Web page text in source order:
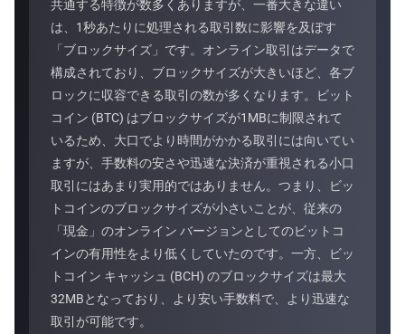
共通する特徴が数多くありますが、一番大きな違い
は、1秒あたりに処理される取引数に影響を及ぼす
「ブロックサイズ」です。オンライン取引はデータで
構成されており、ブロックサイズが大きいほど、各ブ
ロックに収容できる取引の数が多くなります。ビット
コイン (BTC) はブロックサイズが1MBに制限されて
いるため、大口でより時間がかかる取引には向いてい
ますが、手数料の安さや迅速な決済が重視される小口
取引にはあまり実用的ではありません。つまり、ビッ
トコインのブロックサイズが小さいことが、従来の
「現金」のオンライン バージョンとしてのビットコ
インの有用性をより低くしていたのです。一方、ビッ
トコイン キャッシュ (BCH) のブロックサイズは最大
32MBとなっており、より安い手数料で、より迅速な
取引が可能です。